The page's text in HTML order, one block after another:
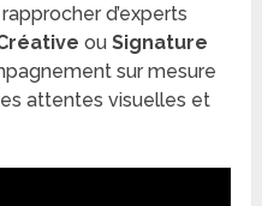
d’experts
ouSignature
sur mesure
attentes visuelles et